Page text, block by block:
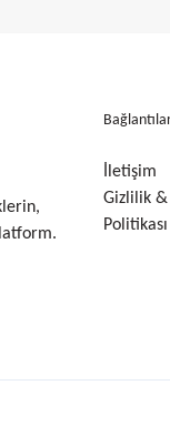
İletişim
Gizlilik &
Politikası